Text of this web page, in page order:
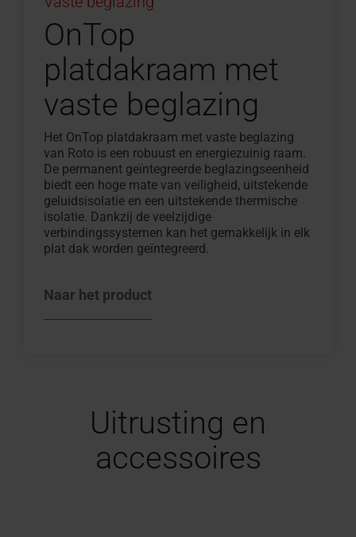
OnTop
platdakraam met
vaste beglazing
Het OnTop platdakraam met vaste beglazing
van Roto is een robuust en energiezuinig raam.
De permanent geïntegreerde beglazingseenheid
biedt een hoge mate van veiligheid, uitstekende
geluidsisolatie en een uitstekende thermische
isolatie. Dankzij de veelzijdige
verbindingssystemen kan het gemakkelijk in elk
plat dak worden geïntegreerd.
Naar het product
Uitrusting en
accessoires